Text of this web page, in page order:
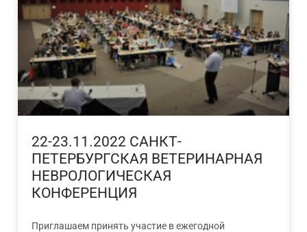
22-23.11.2022 САНКТ-
ПЕТЕРБУРГСКАЯ ВЕТЕРИНАРНАЯ
НЕВРОЛОГИЧЕСКАЯ
КОНФЕРЕНЦИЯ
Приглашаем принять участие в ежегодной